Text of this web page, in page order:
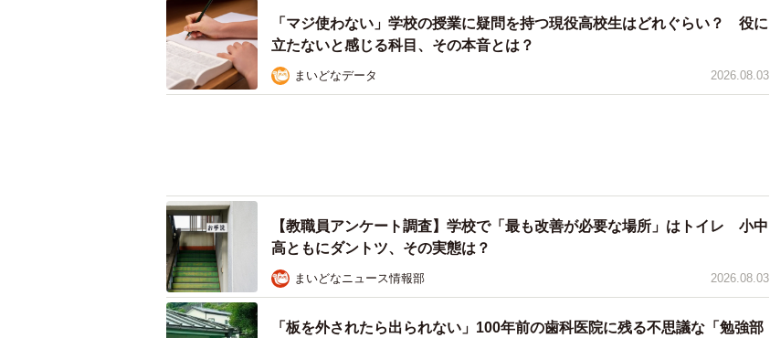
「マジ使わない」学校の授業に疑問を持つ現役高校生はどれぐらい？ 役に
立たないと感じる科目、その本音とは？
まいどなデータ 2026.08.03
【教職員アンケート調査】学校で「最も改善が必要な場所」はトイレ 小中
高ともにダントツ、その実態は？
まいどなニュース情報部 2026.08.03
「板を外されたら出られない」100年前の歯科医院に残る不思議な「勉強部